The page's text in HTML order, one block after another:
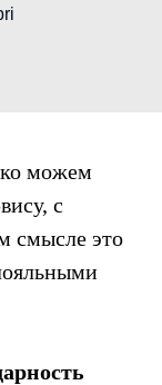
можем
с
смысле это